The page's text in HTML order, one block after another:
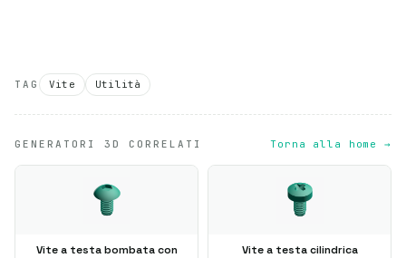
TAG Vite Utilità
GENERATORI 3D CORRELATI Torna alla home →
Vite a testa bombata con
Vite a testa cilindrica